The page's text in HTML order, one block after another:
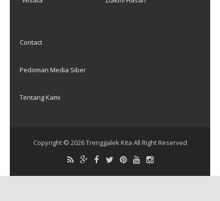
Contact
Pedoman Media Siber
Tentang Kami
Copyright © 2026Trenggalek Kita All Right Reserved